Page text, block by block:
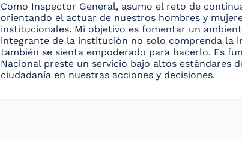
Como Inspector General, asumo el reto de
orientando el actuar de nuestros hombres y
institucionales. Mi objetivo es fomentar un
integrante de la institución no solo comprenda la
también se sienta empoderado para hacerlo. Es
Nacional preste un servicio bajo altos estándares
ciudadanía en nuestras acciones y decisiones.